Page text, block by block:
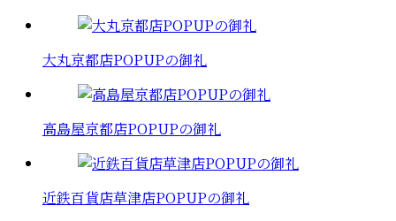
大丸京都店POPUPの御礼
高島屋京都店POPUPの御礼
近鉄百貨店草津店POPUPの御礼